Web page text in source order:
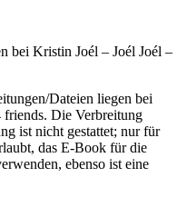
bei Kristin Joél – Joél Joél –
Dateien liegen bei
friends. Die Verbreitung
ist nicht gestattet; nur für
das E-Book für die
ebenso ist eine